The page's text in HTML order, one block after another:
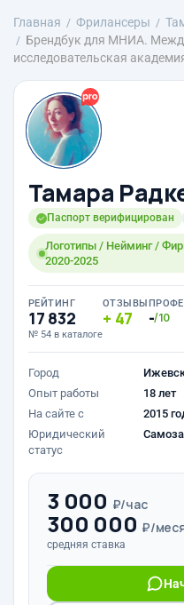
Главная Фрилансеры
Брендбук для МНИА.
исследовательская
Тамара
Паспорт верифицирован
Логотипы / Нейминг /
2020-2025
РЕЙТИНГ
17 832
№ 54 в каталоге
ОТЗЫВЫ
47 -/10
Город
Опыт работы
18 лет
На сайте с
2015
Юридический
статус
3 000 ₽/час
300 000 ₽/
средняя ставка